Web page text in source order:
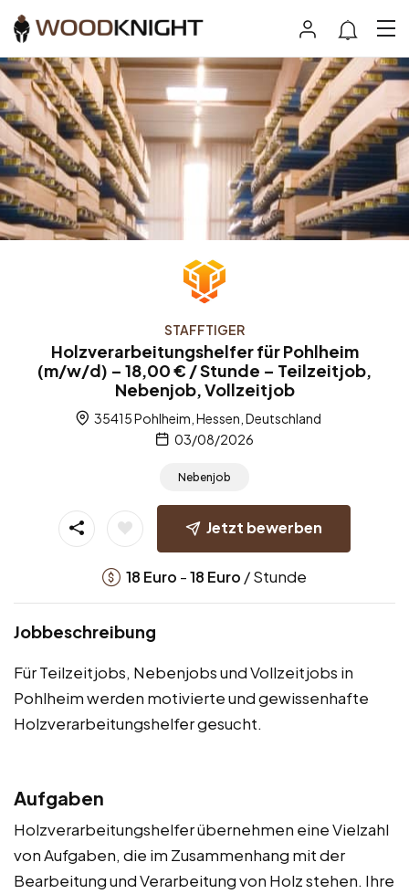
STAFFTIGER
Holzverarbeitungshelfer für Pohlheim
(m/w/d) – 18,00 € / Stunde – Teilzeitjob,
Nebenjob, Vollzeitjob
35415 Pohlheim, Hessen, Deutschland
03/08/2026
Nebenjob
Jetzt bewerben
18 Euro -18 Euro / Stunde
Jobbeschreibung
Für Teilzeitjobs, Nebenjobs und Vollzeitjobs in
Pohlheim werden motivierte und gewissenhafte
Holzverarbeitungshelfer gesucht.
Aufgaben
Holzverarbeitungshelfer übernehmen eine Vielzahl
von Aufgaben, die im Zusammenhang mit der
Bearbeitung und Verarbeitung von Holz stehen. Ihre